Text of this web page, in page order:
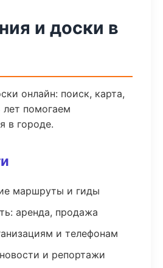
и доски в
онлайн: поиск, карта,
помогаем
в городе.
маршруты и гиды
аренда, продажа
и телефонам
и репортажи